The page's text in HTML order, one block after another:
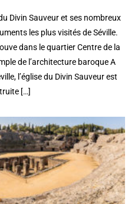
Divin Sauveur et ses nombreux
les plus visités de Séville.
dans le quartier Centre de la
de l’architecture baroque A
l’église du Divin Sauveur est
[…]